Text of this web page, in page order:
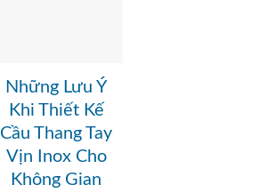
Những Lưu Ý
Khi Thiết Kế
Cầu Thang Tay
Vịn Inox Cho
Không Gian